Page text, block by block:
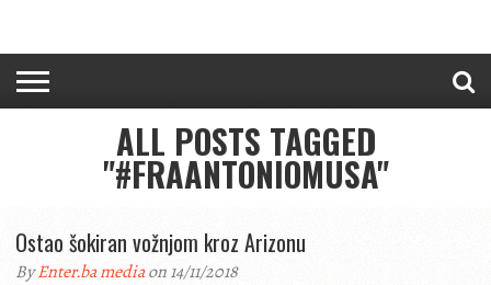
ALL POSTS TAGGED
"#FRAANTONIOMUSA"
Ostao šokiran vožnjom kroz Arizonu
ByEnter.ba mediaon 14/11/2018